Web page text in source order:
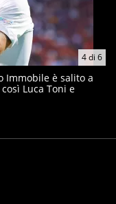
4di 6
Immobile è salito a
Luca Toni e